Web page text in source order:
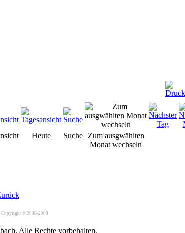
Heute Suche
Zum ausgwählten
Monat wechseln
Copyright © 2006-2009
Alle Rechte vorbehalten.